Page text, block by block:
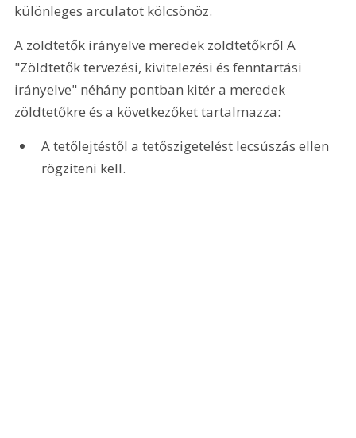
különleges arculatot kölcsönöz.
A zöldtetők irányelve meredek zöldtetőkről A
"Zöldtetők tervezési, kivitelezési és fenntartási
irányelve" néhány pontban kitér a meredek
zöldtetőkre és a következőket tartalmazza:
A tetőlejtéstől a tetőszigetelést lecsúszás ellen
rögziteni kell.